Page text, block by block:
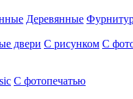
Деревянные
двери С рисунком С
С фотопечатью